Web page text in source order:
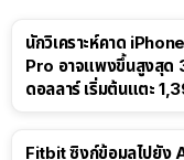
นักวิเคราะห์คาด
Pro อาจแพงขึ้นสูงสุด
ดอลลาร์ เริ่มต้นแตะ
Fitbit ซิงก์ข้อมูลไปยัง